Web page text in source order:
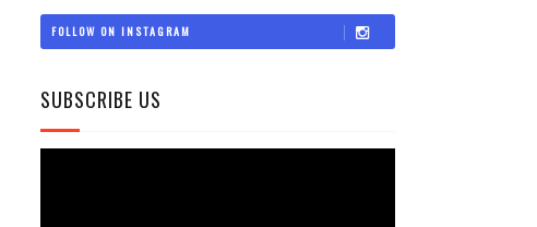
FOLLOW ON INSTAGRAM
SUBSCRIBE US